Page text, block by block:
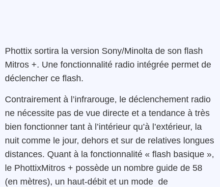
Phottix sortira la version Sony/Minolta de son flash
Mitros +. Une fonctionnalité radio intégrée permet de
déclencher ce flash.
Contrairement à l’infrarouge, le déclenchement radio
ne nécessite pas de vue directe et a tendance à très
bien fonctionner tant à l’intérieur qu’à l’extérieur, la
nuit comme le jour, dehors et sur de relatives longues
distances. Quant à la fonctionnalité « flash basique »,
le PhottixMitros + possède un nombre guide de 58
(en mètres), un haut-débit et un mode de